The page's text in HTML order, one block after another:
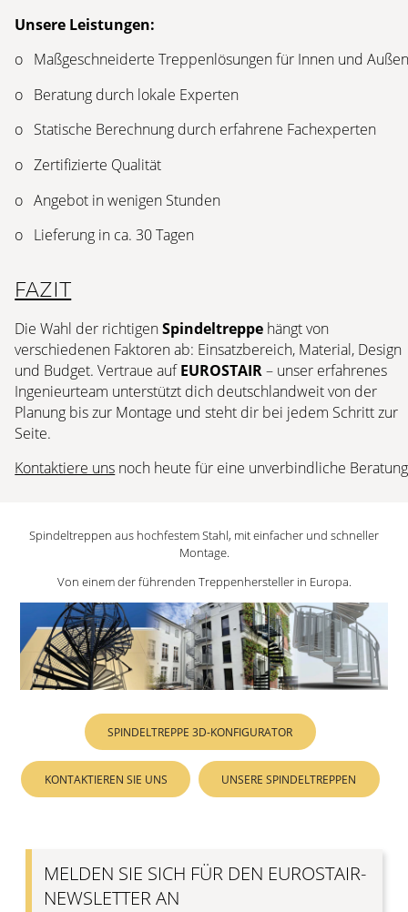
Unsere Leistungen:
o Maßgeschneiderte Treppenlösungen für Innen und
o Beratung durch lokale Experten
o Statische Berechnung durch erfahrene Fachexperten
o Zertifizierte Qualität
o Angebot in wenigen Stunden
o Lieferung in ca. 30 Tagen
FAZIT
Die Wahl der richtigenSpindeltreppe hängt von
verschiedenen Faktoren ab: Einsatzbereich, Material, Design
und Budget. Vertraue aufEUROSTAIR– unser erfahrenes
Ingenieurteam unterstützt dich deutschlandweit von der
Planung bis zur Montage und steht dir bei jedem Schritt zur
Seite.
Kontaktiere uns noch heute für eine unverbindliche
Spindeltreppen aus hochfestem Stahl, mit einfacher und schneller
Montage.
Von einem der führenden Treppenhersteller in Europa.
SPINDELTREPPE 3D-KONFIGURATOR
KONTAKTIEREN SIE UNS UNSERE SPINDELTREPPEN
MELDEN SIE SICH FÜR DEN EUROSTAIR-
NEWSLETTER AN